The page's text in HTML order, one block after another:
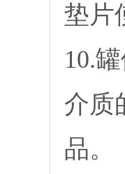
垫片
10.
介质
品。